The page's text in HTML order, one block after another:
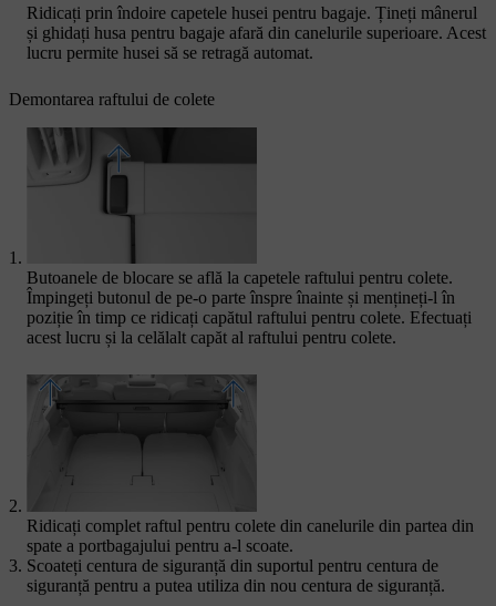
Ridicați prin îndoire capetele husei pentru bagaje. Țineți mânerul
și ghidați husa pentru bagaje afară din canelurile superioare. Acest
lucru permite husei să se retragă automat.
Demontarea raftului de colete
Butoanele de blocare se află la capetele raftului pentru colete.
Împingeți butonul de pe-o parte înspre înainte și mențineți-l în
poziție în timp ce ridicați capătul raftului pentru colete. Efectuați
acest lucru și la celălalt capăt al raftului pentru colete.
Ridicați complet raftul pentru colete din canelurile din partea din
spate a portbagajului pentru a-l scoate.
Scoateți centura de siguranță din suportul pentru centura de
siguranță pentru a putea utiliza din nou centura de siguranță.